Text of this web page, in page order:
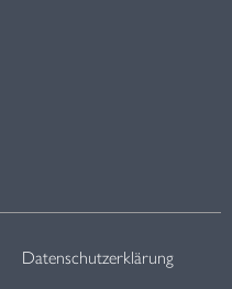
Datenschutzerklärung